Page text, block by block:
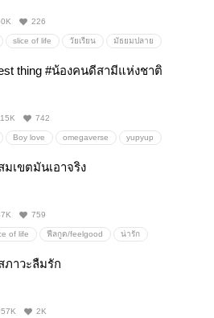
226
slice of life วัยเรียน มัธยมปลาย
thing #น้องคนดีสามีแห่งชาติ
742
Boy love omegaverse yupyup
เขตมันเอาจริง
759
of life ฟีลกูด/feelgood น่ารัก
ฅนถ่อย
ภาวะลืมรัก
2K